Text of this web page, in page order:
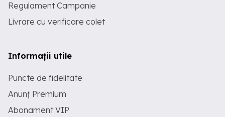
Regulament Campanie
Livrare cu verificare colet
Informații utile
Puncte de fidelitate
Anunț Premium
Abonament VIP